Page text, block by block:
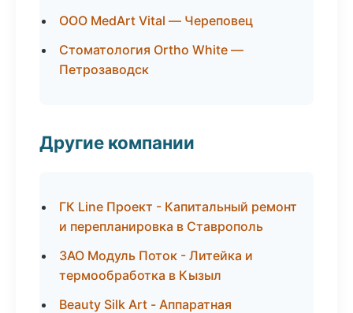
ООО MedArt Vital — Череповец
Стоматология Ortho White —
Петрозаводск
Другие компании
ГК Line Проект - Капитальный ремонт
и перепланировка в Ставрополь
ЗАО Модуль Поток - Литейка и
термообработка в Кызыл
Beauty Silk Art - Аппаратная